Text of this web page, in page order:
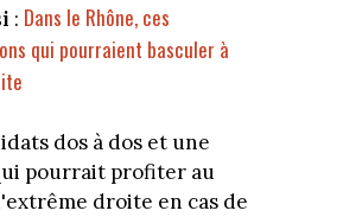
: Dans le Rhône, ces
qui pourraient basculer à
dos à dos et une
pourrait profiter au
droite en cas de